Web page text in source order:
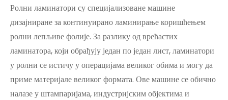
Ролни ламинатори су специјализоване машине
дизајниране за континуирано ламинирање коришћењем
ролни лепљиве фолије. За разлику од врећастих
ламинатора, који обрађују један по један лист, ламинатори
у ролни се истичу у операцијама великог обима и могу да
приме материјале великог формата. Ове машине се обично
налазе у штампаријама, индустријским објектима и